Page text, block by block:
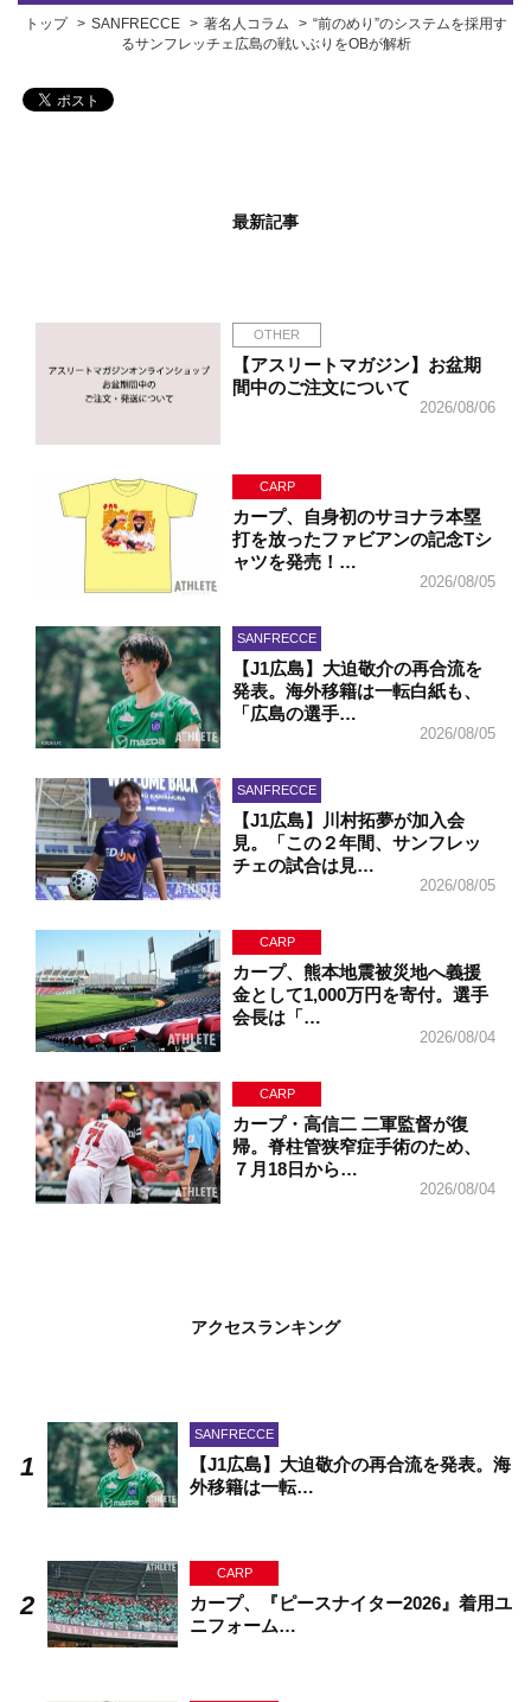
トップ SANFRECCE 著名人コラム
“前のめり”のシステムを採用す
るサンフレッチェ広島の戦いぶりをOBが解析
最新記事
OTHER
【アスリートマガジン】お盆期
間中のご注文について
2026/08/06
CARP
カープ、自身初のサヨナラ本塁
打を放ったファビアンの記念Tシ
ャツを発売！…
2026/08/05
SANFRECCE
【J1広島】大迫敬介の再合流を
発表。海外移籍は一転白紙も、
「広島の選手…
2026/08/05
SANFRECCE
【J1広島】川村拓夢が加入会
見。「この２年間、サンフレッ
チェの試合は見…
2026/08/05
CARP
カープ、熊本地震被災地へ義援
金として1,000万円を寄付。選手
会長は「…
2026/08/04
CARP
カープ・高信二 二軍監督が復
帰。脊柱管狭窄症手術のため、
７月18日から…
2026/08/04
アクセスランキング
SANFRECCE
【J1広島】大迫敬介の再合流を発表。海
外移籍は一転…
CARP
カープ、『ピースナイター2026』着用ユ
ニフォーム…